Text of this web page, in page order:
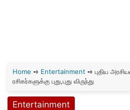
Home ➺ Entertainment ➺ புதிய
ரசிகர்களுக்கு புது,புது விருந்து
Entertainment